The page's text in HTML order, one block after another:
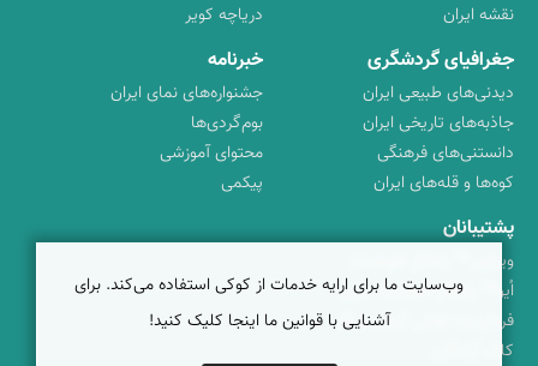
نقشه ایران
دریاچه کویر
جغرافیای گردشگری
دیدنی‌های طبیعی ایران
جاذبه‌های تاریخی ایران
دانستنی‌های فرهنگی
کوه‌ها و قله‌های ایران
خبرنامه
جشنواره‌های نمای ایران
بوم‌گردی‌ها
محتوای آموزشی
پیکمی
پشتیبانان
ویراویر™ راهکار هوشمند
اُیو™ راهکار هوشمندسازی
فرداپدید؛ تعالی کسب و کار
کلک آزادگان
وب‌سایت ما برای ارایه خدمات از کوکی استفاده می‌کند. برای
آشنایی با قوانین ما اینجا کلیک کنید!